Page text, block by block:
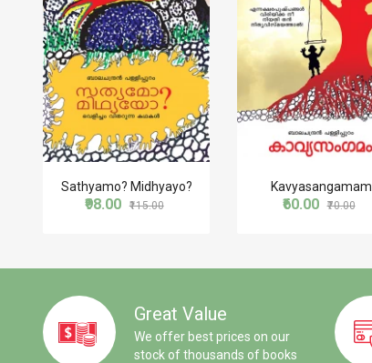
Sathyamo? Midhyayo?
₹98.00 ₹115.00
Kavyasangamam
₹60.00 ₹70.00
Great Value
We offer best prices on our
stock of thousands of books